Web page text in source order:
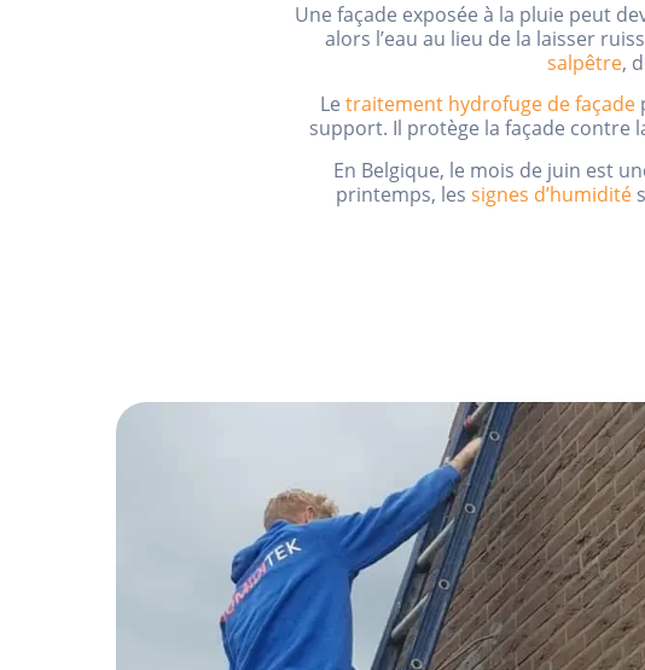
Une façade exposée à la pluie peut
alors l’eau au lieu de la laisser
salpêtre,
Le traitement hydrofuge de façade
support. Il protège la façade contre
En Belgique, le mois de juin est
printemps, les signes d’humidité